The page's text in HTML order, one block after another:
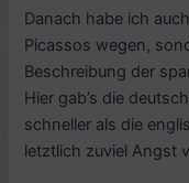
Danach habe ich
Picassos wegen,
Beschreibung der
Hier gab’s die
schneller als die
letztlich zuviel Angst